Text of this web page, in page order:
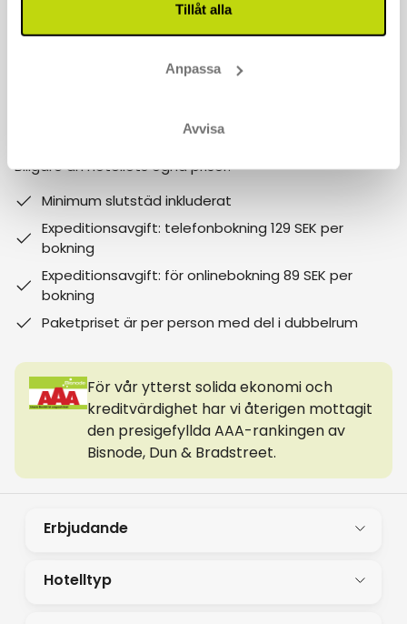
Tillåt alla
Anpassa
Avvisa
Lördag - Söndag: 10-15
Billgare än hotellets egna priser.
Minimum slutstäd inkluderat
Expeditionsavgift: telefonbokning 129 SEK per
bokning
Expeditionsavgift: för onlinebokning 89 SEK per
bokning
Paketpriset är per person med del i dubbelrum
För vår ytterst solida ekonomi och
kreditvärdighet har vi återigen mottagit
den presigefyllda AAA-rankingen av
Bisnode, Dun & Bradstreet.
Erbjudande
Hotelltyp